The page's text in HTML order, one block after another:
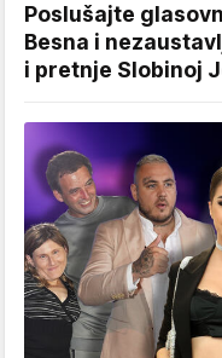
Poslušajte
Besna i
i pretnje Slobinoj